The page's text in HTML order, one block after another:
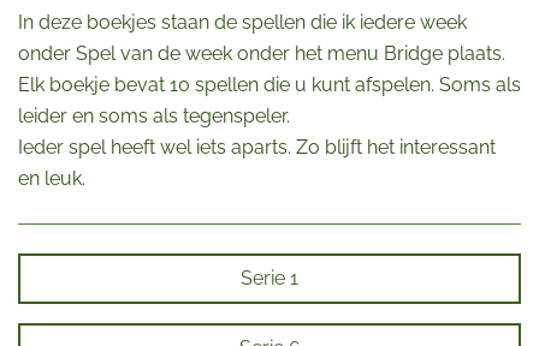
In deze boekjes staan de spellen die ik iedere week
onder Spel van de week onder het menu Bridge plaats.
Elk boekje bevat 10 spellen die u kunt afspelen. Soms als
leider en soms als tegenspeler.
Ieder spel heeft wel iets aparts. Zo blijft het interessant
en leuk.
Serie 1